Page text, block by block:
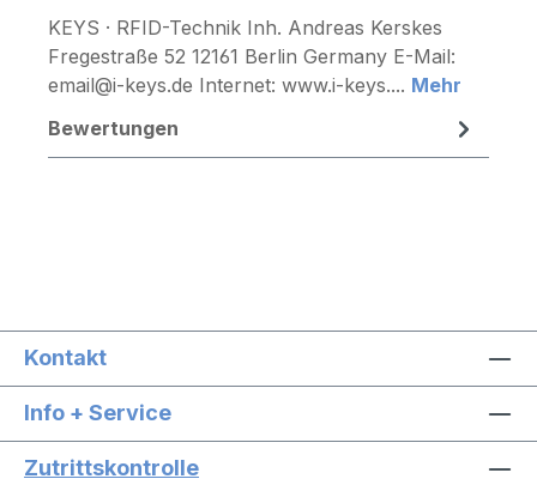
KEYS · RFID-Technik Inh. Andreas Kerskes
Fregestraße 52 12161 Berlin Germany E-Mail:
email@i-keys.de Internet: www.i-keys.... Mehr
Bewertungen
Kontakt
Info + Service
Zutrittskontrolle